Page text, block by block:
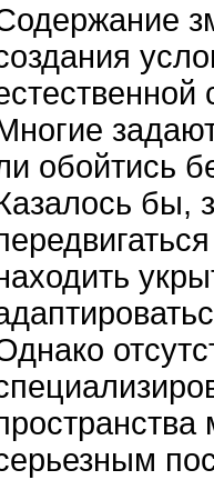
обойтись
бы,